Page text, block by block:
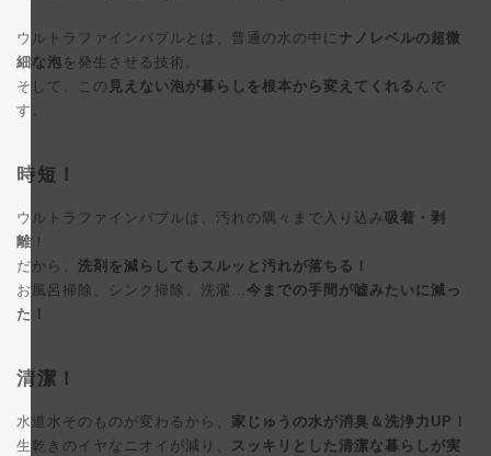
ウルトラファインバブルとは、普通の水の中に ナノレベルの超微
細な泡 を発生させる技術。
そして、この 見えない泡が暮らしを根本から変えてくれる んで
す。
時短！
ウルトラファインバブルは、汚れの隅々まで入り込み 吸着・剥
離 ！
だから、 洗剤を減らしてもスルッと汚れが落ちる！
お風呂掃除、シンク掃除、洗濯… 今までの手間が嘘みたいに減っ
た！
清潔！
水道水そのものが変わるから、 家じゅうの水が消臭＆洗浄力UP！
生乾きのイヤなニオイが減り、 スッキリとした清潔な暮らしが実